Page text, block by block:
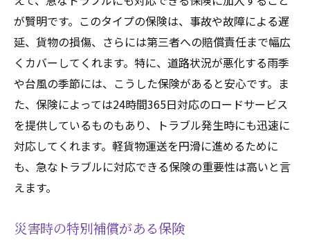
が賢明です。このタイプの保険は、事故や故障による遅
延、貨物の損傷、さらには第三者への賠償責任まで幅広
くカバーしてくれます。特に、道路状況が悪化する雨季
や台風の季節には、こうした保険があると安心です。ま
た、保険によっては24時間365日対応のロードサービス
を提供しているものもあり、トラブル発生時にも迅速に
対応してくれます。軽貨物運送を円滑に進めるために
も、急なトラブルに対応できる保険の重要性は高いと言
えます。
災害時の特別補償がある保険